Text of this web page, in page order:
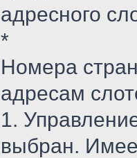
адресного
*
Номера
адресам
1.
выбран.